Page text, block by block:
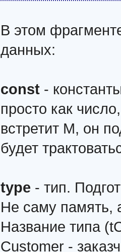
В этом
данных:
const-
просто как
встретит M, он
будет
type - тип.
Не саму память,
Название типа
Customer -